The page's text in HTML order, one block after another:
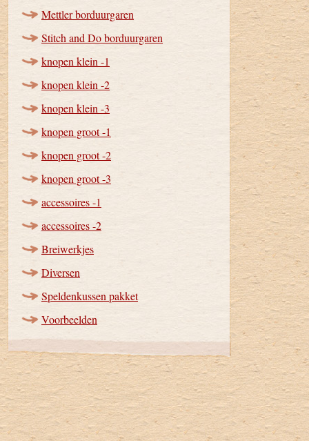
Mettler borduurgaren
Stitch and Do borduurgaren
knopen klein -1
knopen klein -2
knopen klein -3
knopen groot -1
knopen groot -2
knopen groot -3
accessoires -1
accessoires -2
Breiwerkjes
Diversen
Speldenkussen pakket
Voorbeelden